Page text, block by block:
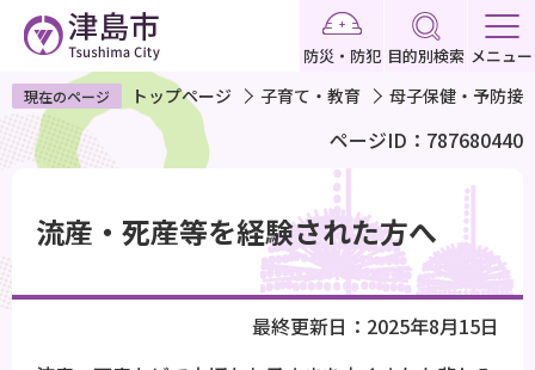
ペ
ー
で
す
防災・防犯 目的別検索 メニュー
現在のページ トップページ 子育て・教育 母子保健・予防接
ページID：787680440
流産・死産等を経験された方へ
最終更新日：2025年8月15日